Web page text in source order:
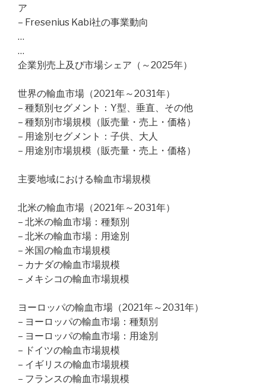
ア
– Fresenius Kabi社の事業動向
…
…
企業別売上及び市場シェア（～2025年）
世界の輸血市場（2021年～2031年）
– 種類別セグメント：Y型、垂直、その他
– 種類別市場規模（販売量・売上・価格）
– 用途別セグメント：子供、大人
– 用途別市場規模（販売量・売上・価格）
主要地域における輸血市場規模
北米の輸血市場（2021年～2031年）
– 北米の輸血市場：種類別
– 北米の輸血市場：用途別
– 米国の輸血市場規模
– カナダの輸血市場規模
– メキシコの輸血市場規模
ヨーロッパの輸血市場（2021年～2031年）
– ヨーロッパの輸血市場：種類別
– ヨーロッパの輸血市場：用途別
– ドイツの輸血市場規模
– イギリスの輸血市場規模
– フランスの輸血市場規模